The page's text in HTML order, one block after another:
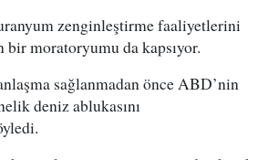
zenginleştirme faaliyetlerini
bir moratoryumu da kapsıyor.
sağlanmadan önce ABD’nin
deniz ablukasını